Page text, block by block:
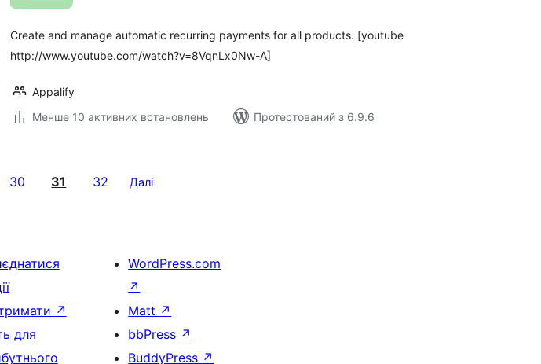
Create and manage automatic recurring payments for all products. [youtube
http://www.youtube.com/watch?v=8VqnLx0Nw-A]
Appalify
Менше 10 активних встановлень
Протестований з 6.9.6
30 31 32 Далі
↗
для
WordPress.com
↗
Matt ↗
bbPress ↗
BuddyPress ↗